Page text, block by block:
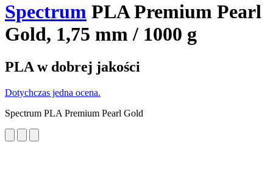
Spectrum PLA Premium Pearl
Gold, 1,75 mm / 1000 g
PLA w dobrej jakości
Dotychczas jedna ocena.
Spectrum PLA Premium Pearl Gold